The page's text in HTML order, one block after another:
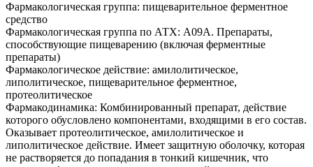
Фармакологическая группа: пищеварительное ферментное
средство
Фармакологическая группа по АТХ: A09A. Препараты,
способствующие пищеварению (включая ферментные
препараты)
Фармакологическое действие: амилолитическое,
липолитическое, пищеварительное ферментное,
протеолитическое
Фармакодинамика: Комбинированный препарат, действие
которого обусловлено компонентами, входящими в его состав.
Оказывает протеолитическое, амилолитическое и
липолитическое действие. Имеет защитную оболочку, которая
не растворяется до попадания в тонкий кишечник, что